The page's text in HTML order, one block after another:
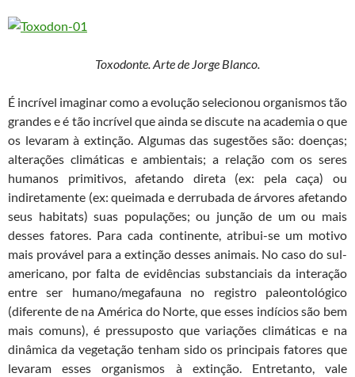
Toxodonte. Arte de Jorge Blanco.
É incrível imaginar como a evolução selecionou organismos tão
grandes e é tão incrível que ainda se discute na academia o que
os levaram à extinção. Algumas das sugestões são: doenças;
alterações climáticas e ambientais; a relação com os seres
humanos primitivos, afetando direta (ex: pela caça) ou
indiretamente (ex: queimada e derrubada de árvores afetando
seus habitats) suas populações; ou junção de um ou mais
desses fatores. Para cada continente, atribui-se um motivo
mais provável para a extinção desses animais. No caso do sul-
americano, por falta de evidências substanciais da interação
entre ser humano/megafauna no registro paleontológico
(diferente de na América do Norte, que esses indícios são bem
mais comuns), é pressuposto que variações climáticas e na
dinâmica da vegetação tenham sido os principais fatores que
levaram esses organismos à extinção. Entretanto, vale